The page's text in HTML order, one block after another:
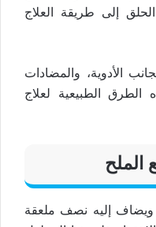
الحلق إلى طريقة العلاج
الأدوية، والمضادات
الطبيعية لعلاج
الملح
إليه نصف ملعقة